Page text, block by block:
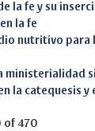
la fe y su
la fe
nutritivo para
ministerialidad
la catequesis y
of 470